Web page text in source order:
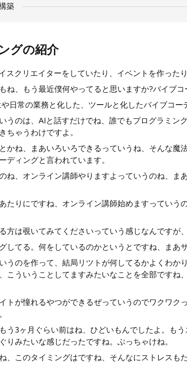
築
グの紹介
スクリエイターをしていたり、イベントを作った
ね、もう最近僕何やってると思いますか?バイブ
日常の業務と化した、ツールと化したバイブコー
うのは、AIと話すだけでね、誰でもプログラミン
ちゃうわけですよ。
かね、まあいろいろできるっていうね、そんな魔
ディングと言われています。
ね、オンライン講師やりますよっていうのね、ま
たりにですね、オンライン講師始めますっていう
方は覗いてみてくださいっていう感じなんですが
してる。何をしているのかというとですね、まあ
うのを作って、結局リツトが何してるかよくわか
こういうことしてますみたいなことを全部ですね
トが憧れるやつができるぜっていうのでワクワク
う3ヶ月ぐらい前はね、ひどいもんでしたよ。も
りみたいな感じだったですね。ぶっちゃけね。
、このタイミングはですね、そんなにストレスも